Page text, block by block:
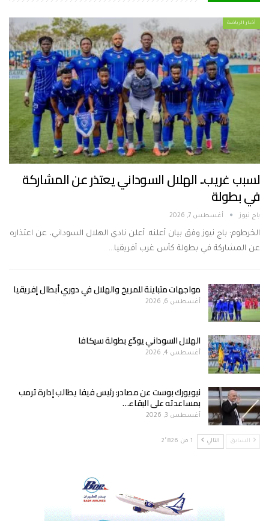
أخبار الرياضة
لسبب غريب.. الهلال السوداني يعتذر عن المشاركة
في بطولة
باج نيوز أغسطس 7, 2026
الخرطوم: باج نيوز وفق بيان أعلنه. أعلن نادي الهلال السوداني، عن اعتذاره
عن المشاركة في بطولة كأس غرب أفريقيا…
مواجهات متباينة للمريخ والهلال في دوري أبطال إفريقيا
أغسطس 6, 2026
الهلال السوداني يودّع بطولة سيكافا
أغسطس 4, 2026
نيويورك بوست عن مصادر: رئيس فيفا يطالب إدارة ترمب
بمساعدته على البقاء…
أغسطس 3, 2026
السابق التالي 1 من 2٬826